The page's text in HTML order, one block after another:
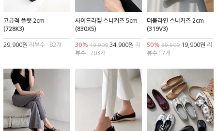
고급적 플랫 2cm
(728K3)
29,900원 리뷰수 : 82개
사이드라벨 스니커즈 5cm
(830X5)
30% 49,90034,900원 리
뷰수 : 203개
더블라인 스니커즈 2cm
(319V3)
50% 39,90019,900원 리
뷰수 : 7개